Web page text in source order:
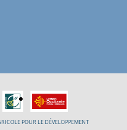
POUR LE DÉVELOPPEMENT